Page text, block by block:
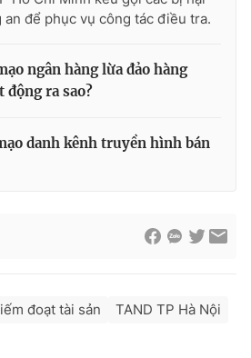
để phục vụ công tác điều tra.
ngân hàng lừa đảo hàng
ra sao?
danh kênh truyền hình bán
đoạt tài sản
TAND TP Hà Nội